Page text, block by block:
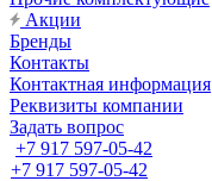
Акции
Бренды
Контакты
Контактная информация
Реквизиты компании
Задать вопрос
+7 917 597-05-42
+7 917 597-05-42